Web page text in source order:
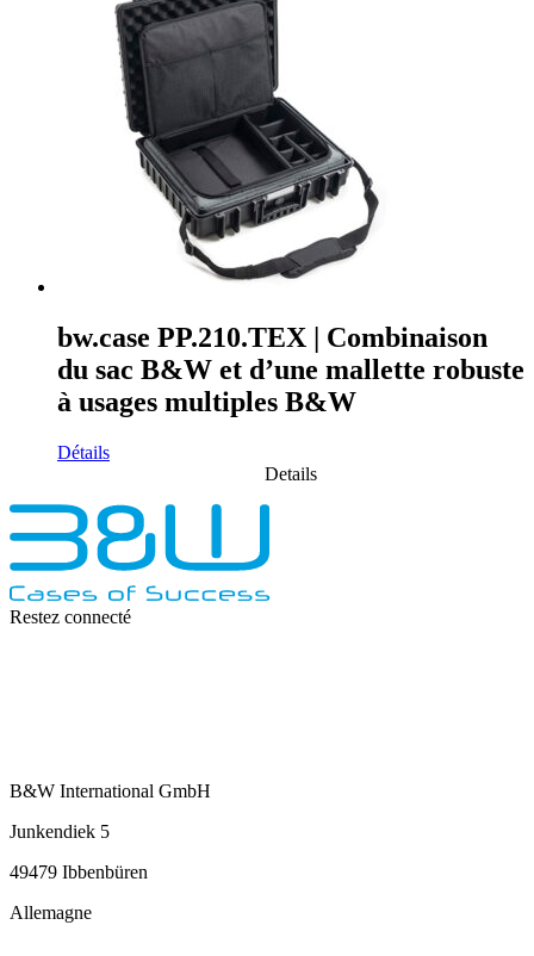
bw.case PP.210.TEX | Combinaison
du sac B&W et d’une mallette robuste
à usages multiples B&W
Détails
Details
Restez connecté
B&W International GmbH
Junkendiek 5
49479 Ibbenbüren
Allemagne